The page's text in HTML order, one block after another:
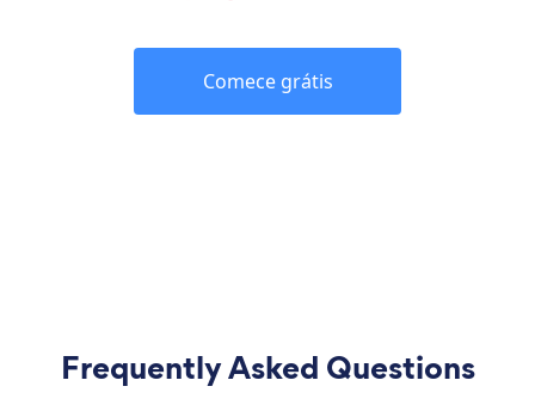
Comece grátis
Frequently Asked Questions